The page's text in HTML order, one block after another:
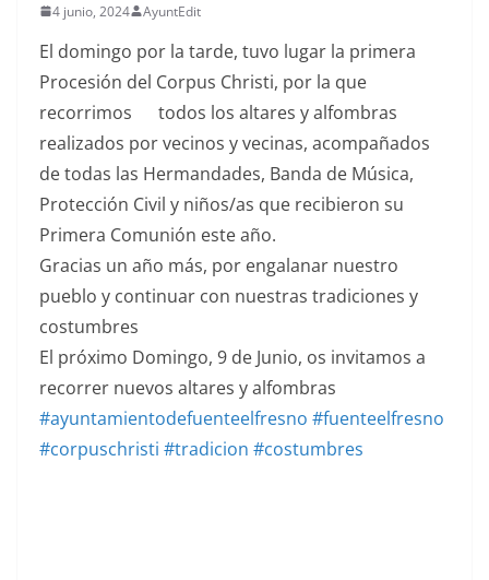
4 junio, 2024 AyuntEdit
El domingo por la tarde, tuvo lugar la primera
Procesión del Corpus Christi, por la que
recorrimos
todos los altares y alfombras
realizados por vecinos y vecinas, acompañados
de todas las Hermandades, Banda de Música,
Protección Civil y niños/as que recibieron su
Primera Comunión este año.
Gracias un año más, por engalanar nuestro
pueblo y continuar con nuestras tradiciones y
costumbres
El próximo Domingo, 9 de Junio, os invitamos a
recorrer nuevos altares y alfombras
#ayuntamientodefuenteelfresno #fuenteelfresno
#corpuschristi #tradicion #costumbres